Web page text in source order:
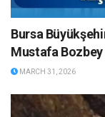
Bursa
Mustafa Bozbey
MARCH 31, 2026